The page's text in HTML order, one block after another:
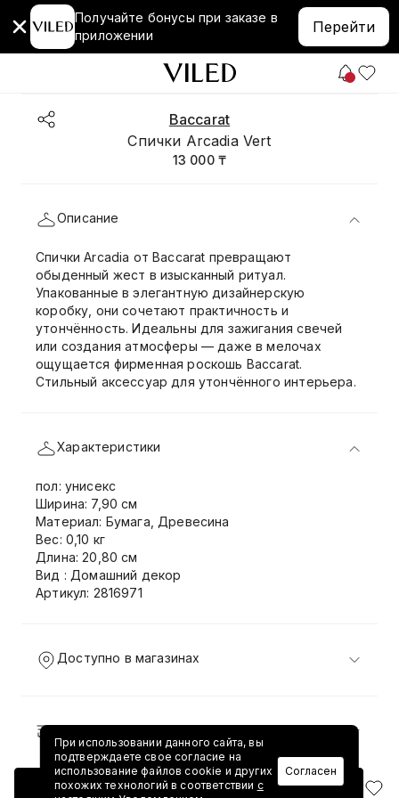
Получайте бонусы при заказе в
приложении
Перейти
Baccarat
Спички Arcadia Vert
13 000 ₸
Добавить в корзину
Описание
Спички Arcadia от Baccarat превращают
обыденный жест в изысканный ритуал.
Упакованные в элегантную дизайнерскую
коробку, они сочетают практичность и
утончённость. Идеальны для зажигания свечей
или создания атмосферы — даже в мелочах
ощущается фирменная роскошь Baccarat.
Стильный аксессуар для утончённого интерьера.
Характеристики
пол: унисекс
Ширина: 7,90 см
Материал: Бумага, Древесина
Вес: 0,10 кг
Длина: 20,80 см
Вид : Домашний декор
Артикул: 2816971
Доступно в магазинах
Доставка и возврат
При использовании данного сайта, вы
подтверждаете свое согласие на
использование файлов cookie и других
похожих технологий в соответствии с
Согласен